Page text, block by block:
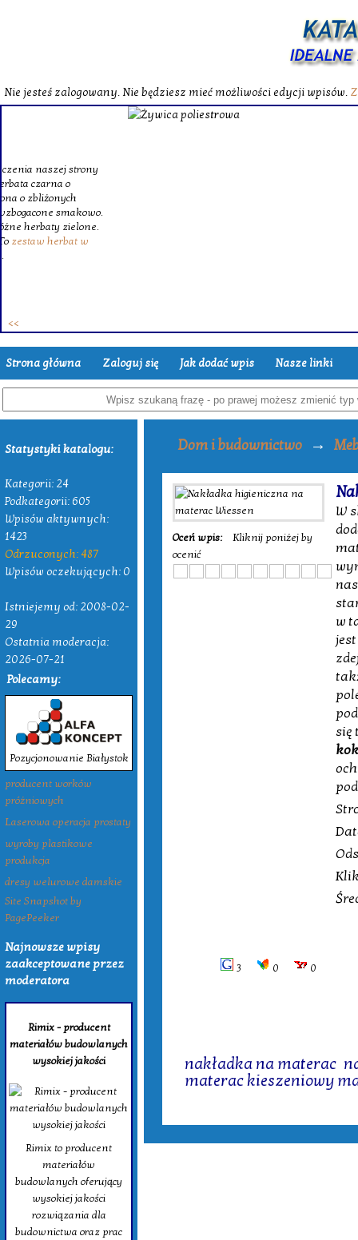
Nie jesteś zalogowany. Nie będziesz mieć możliwości edycji wpisów.
Strona główna Zaloguj się Jak dodać wpis Nasze linki
Statystyki katalogu:
Kategorii: 24
Podkategorii: 605
Wpisów aktywnych:
1423
Odrzuconych: 487
Wpisów oczekujących: 0
Istniejemy od: 2008-02-
29
Ostatnia moderacja:
2026-07-21
Polecamy:
Pozycjonowanie Białystok
producent worków
próżniowych
Laserowa operacja prostaty
wyroby plastikowe
produkcja
dresy welurowe damskie
Site Snapshot by
PagePeeker
Najnowsze wpisy
zaakceptowane przez
moderatora
Rimix - producent
materiałów budowlanych
wysokiej jakości
Rimix to producent
materiałów
budowlanych oferujący
wysokiej jakości
rozwiązania dla
budownictwa oraz prac
Dom i budownictwo →
Oceń wpis:
Kliknij poniżej by
ocenić
W
w
się
3 0 0
nakładka na materac
materac kieszeniowy